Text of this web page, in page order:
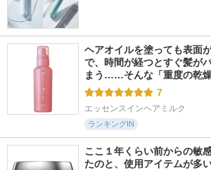
ヘアオイルを塗っても表面
で、時間が経つとすぐ髪が
まう……そんな「重度の乾
7
エッセンスインヘアミルク
ランキングIN
ここ１年くらい前からの敏
たのと、使用アイテムが多